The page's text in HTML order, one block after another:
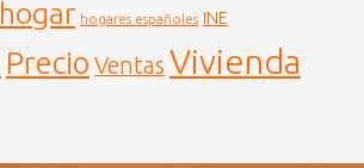
hogar hogares españoles INE
Precio Ventas Vivienda